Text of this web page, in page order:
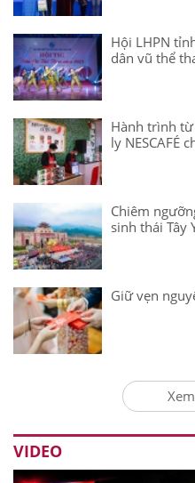
Hội LHPN
dân vũ thể
Hành trình
ly NESCAFÉ
Chiêm
sinh thái Tây
Giữ vẹn
VIDEO